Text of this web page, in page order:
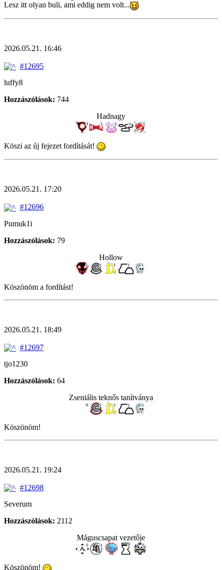
Lesz itt olyan buli, ami eddig nem volt...
2026.05.21. 16:46
#12695
luffy8
Hozzászólások: 744
Hadnagy
Köszi az új fejezet fordítását!
2026.05.21. 17:20
#12696
Pumuk1i
Hozzászólások: 79
Hollow
Köszönöm a fordítást!
2026.05.21. 18:49
#12697
tjo1230
Hozzászólások: 64
Zseniális teknős tanítványa
Köszönöm!
2026.05.21. 19:24
#12698
Severum
Hozzászólások: 2112
Máguscsapat vezetője
Köszönöm!